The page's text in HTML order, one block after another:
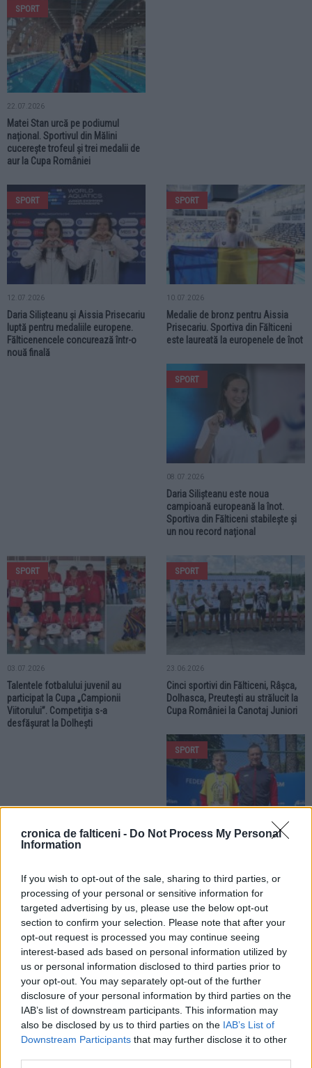
cronica de falticeni - Do Not Process My Personal
Information
If you wish to opt-out of the sale, sharing to third parties, or
processing of your personal or sensitive information for
targeted advertising by us, please use the below opt-out
section to confirm your selection. Please note that after your
opt-out request is processed you may continue seeing
interest-based ads based on personal information utilized by
us or personal information disclosed to third parties prior to
your opt-out. You may separately opt-out of the further
disclosure of your personal information by third parties on the
IAB’s list of downstream participants. This information may
also be disclosed by us to third parties on the IAB’s List of
Downstream Participants that may further disclose it to other
SPORT
22.07.2026
Matei Stan urcă pe podiumul
național. Sportivul din Mălini
cucerește trofeul și trei medalii de
aur la Cupa României
SPORT
12.07.2026
Daria Silișteanu și Aissia Prisecariu
luptă pentru medaliile europene.
Fălticenencele concurează într-o
nouă finală
SPORT
10.07.2026
Medalie de bronz pentru Aissia
Prisecariu. Sportiva din Fălticeni
este laureată la europenele de înot
SPORT
08.07.2026
Daria Silișteanu este noua
campioană europeană la înot.
Sportiva din Fălticeni stabilește și
un nou record național
SPORT
03.07.2026
Talentele fotbalului juvenil au
participat la Cupa „Campionii
Viitorului”. Competiția s-a
desfășurat la Dolhești
SPORT
23.06.2026
Cinci sportivi din Fălticeni, Râșca,
Dolhasca, Preutești au strălucit la
Cupa României la Canotaj Juniori
SPORT
dublu Campion Național la
Atletism. Acesta este al nouălea
titlu din palmares
SPORT
23.05.2026
SPORT
22.05.2026